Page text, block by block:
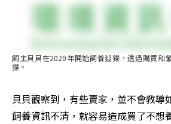
飼主貝貝在2020年開始飼養狐獴，透過購買和
獴。
貝貝觀察到，有些賣家，並不會教導
飼養資訊不清，就容易造成買了不想